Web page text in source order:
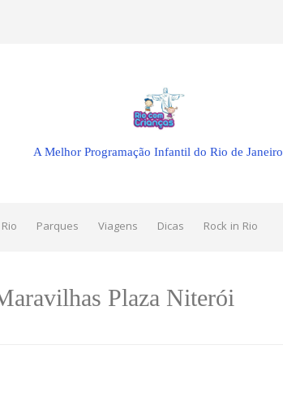
A Melhor Programação Infantil do Rio de Janeiro
Parques Viagens Dicas Rock in Rio
Plaza Niterói